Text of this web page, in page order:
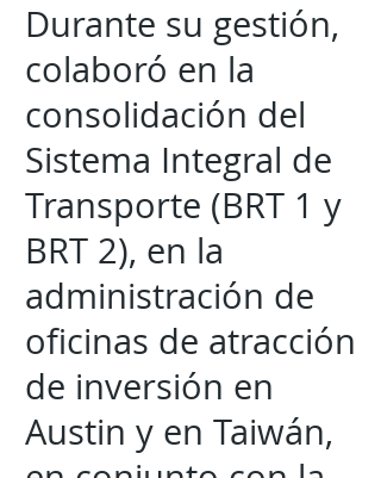
Durante su gestión,
colaboró en la
consolidación del
Sistema Integral de
Transporte (BRT 1 y
BRT 2), en la
administración de
oficinas de atracción
de inversión en
Austin y en Taiwán,